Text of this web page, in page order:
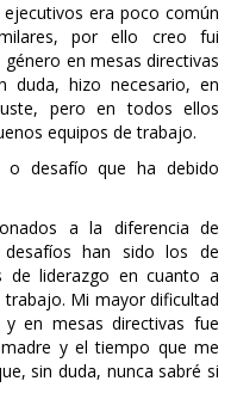
era poco común
por ello creo fui
en mesas directivas
duda, hizo necesario, en
pero en todos ellos
equipos de trabajo.
o desafío que ha debido
a la diferencia de
desafíos han sido los de
de liderazgo en cuanto a
Mi mayor dificultad
en mesas directivas fue
y el tiempo que me
sin duda, nunca sabré si